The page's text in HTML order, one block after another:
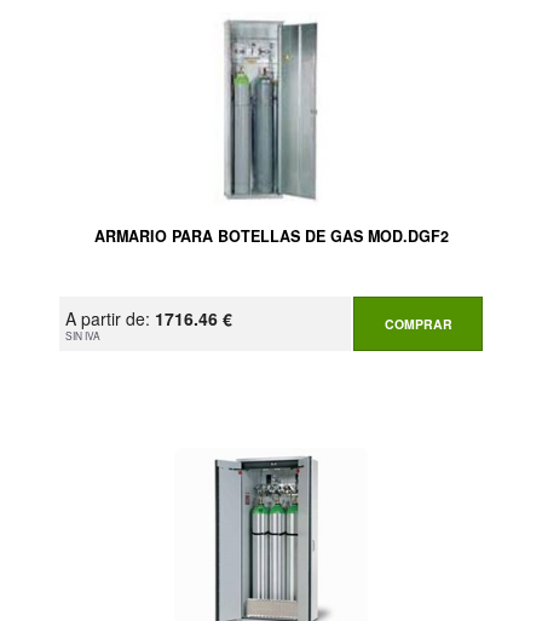
ARMARIO PARA BOTELLAS DE GAS MOD.DGF2
A partir de: 1716.46 €
SIN IVA
COMPRAR